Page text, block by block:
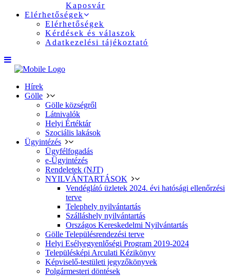
Kaposvár
Elérhetőségek
Elérhetőségek
Kérdések és válaszok
Adatkezelési tájékoztató
Hírek
Gölle
Gölle községről
Látnivalók
Helyi Értéktár
Szociális lakások
Ügyintézés
Ügyfélfogadás
e-Ügyintézés
Rendeletek (NJT)
NYILVÁNTARTÁSOK
Vendéglátó üzletek 2024. évi hatósági ellenőrzési
terve
Telephely nyilvántartás
Szálláshely nyilvántartás
Országos Kereskedelmi Nyilvántartás
Gölle Településrendezési terve
Helyi Esélyegyenlőségi Program 2019-2024
Településképi Arculati Kézikönyv
Képviselő-testületi jegyzőkönyvek
Polgármesteri döntések